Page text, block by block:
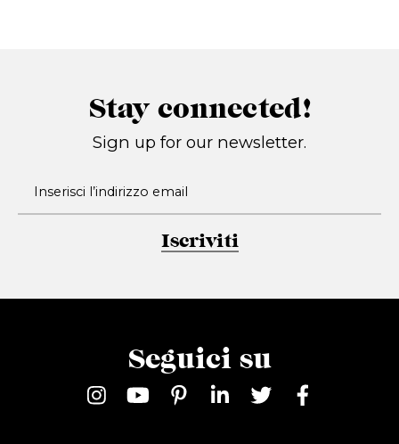
Stay connected!
Sign up for our newsletter.
Iscriviti
Seguici su